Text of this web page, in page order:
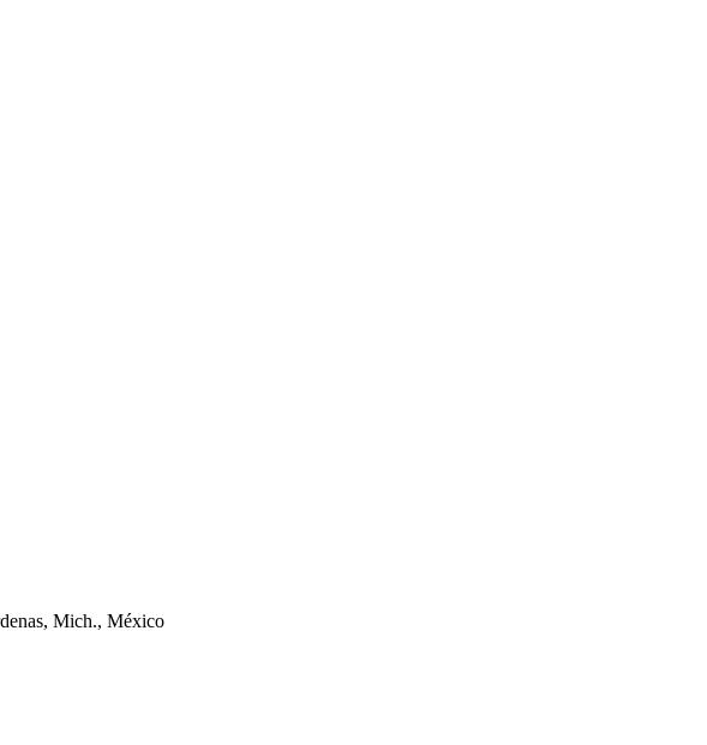
Mich., México